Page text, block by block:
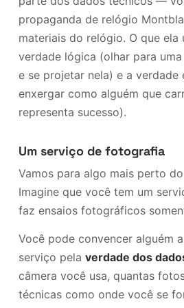
propaganda de relógio
materiais do relógio. O que ela
verdade lógica (olhar para
e se projetar nela) e a verdade
enxergar como alguém que
representa sucesso).
Um serviço de fotografia
Vamos para algo mais perto
Imagine que você tem um
faz ensaios fotográficos
Você pode convencer alguém
serviço pela verdade dos
câmera você usa, quantas
técnicas como onde você se